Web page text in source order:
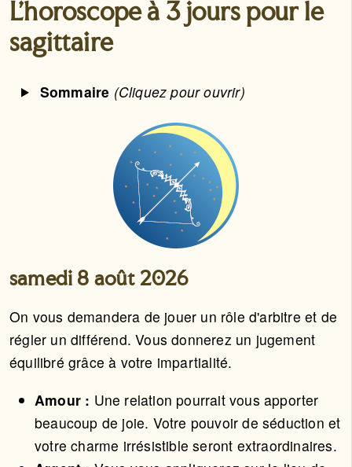
L'horoscope à 3 jours pour le
sagittaire
Sommaire (Cliquez pour ouvrir)
samedi 8 août 2026
On vous demandera de jouer un rôle d'arbitre et de
régler un différend. Vous donnerez un jugement
équilibré grâce à votre impartialité.
Amour : Une relation pourrait vous apporter
beaucoup de joie. Votre pouvoir de séduction et
votre charme irrésistible seront extraordinaires.